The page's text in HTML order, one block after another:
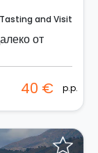
and Visit
от
40 € p.p.